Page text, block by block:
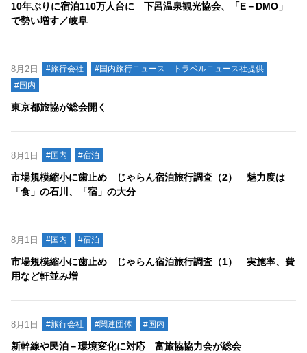
10年ぶりに宿泊110万人台に 下呂温泉観光協会、「E－DMO」
で勢い増す／岐阜
8月2日 #旅行会社
#国内旅行ニュース―トラベルニュース社提供
#国内
東京都旅協が総会開く
8月1日 #国内 #宿泊
市場規模縮小に歯止め じゃらん宿泊旅行調査（2） 魅力度は
「食」の石川、「宿」の大分
8月1日 #国内 #宿泊
市場規模縮小に歯止め じゃらん宿泊旅行調査（1） 実施率、費
用など軒並み増
8月1日 #旅行会社 #関連団体 #国内
新幹線や民泊－環境変化に対応 富旅協協力会が総会